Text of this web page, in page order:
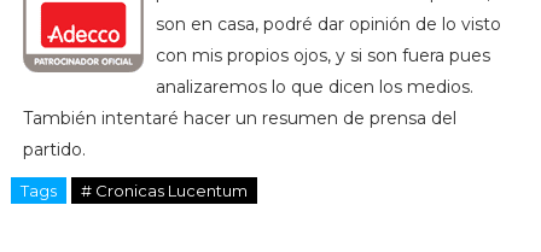
son en casa, podré dar opinión de lo visto
con mis propios ojos, y si son fuera pues
analizaremos lo que dicen los medios.
También intentaré hacer un resumen de prensa del
partido.
Tags # Cronicas Lucentum